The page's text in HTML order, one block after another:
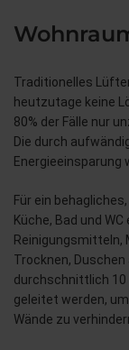
Traditionelles
heutzutage keine
80% der Fälle nur
Die durch
Energieeinsparung
Für ein
Küche, Bad und
Reinigungsmitteln,
Trocknen,
durchschnittlich 10
geleitet werden,
Wände zu